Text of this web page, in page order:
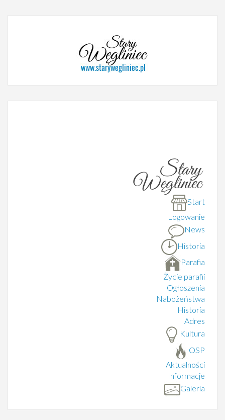
Start
Logowanie
News
Historia
Parafia
Życie parafii
Ogłoszenia
Nabożeństwa
Historia
Adres
Kultura
OSP
Aktualności
Informacje
Galeria